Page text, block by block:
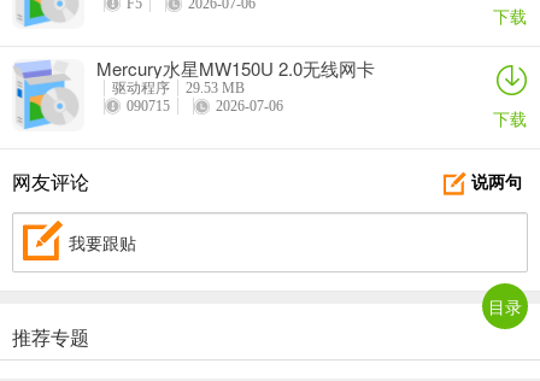
F5
2026-07-06 下载
Mercury水星MW150U 2.0无线网卡
驱动程序
29.53 MB
090715
2026-07-06 下载
说两句
网友评论
我要跟贴
推荐专题
目录